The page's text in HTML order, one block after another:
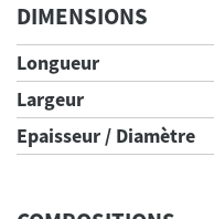
DIMENSIONS
Longueur
Largeur
Epaisseur / Diamètre